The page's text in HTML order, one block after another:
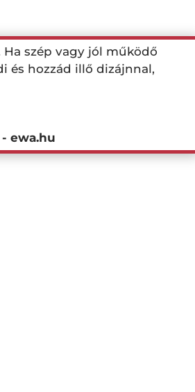
szép vagy jól működő
és hozzád illő dizájnnal,
ewa.hu